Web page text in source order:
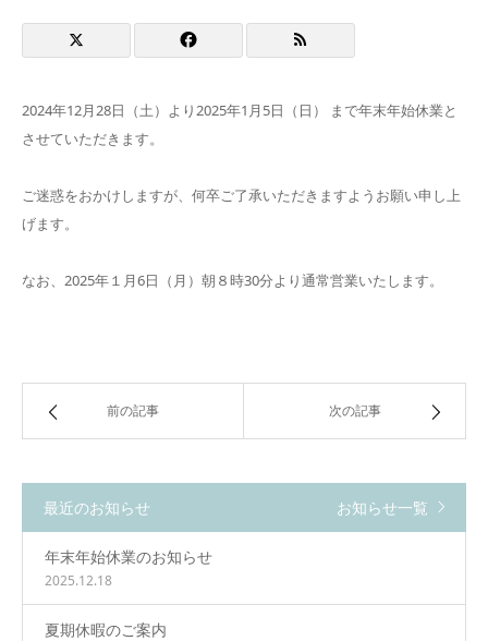
2024年12月28日（土）より2025年1月5日（日） まで年末年始休業と
させていただきます。
ご迷惑をおかけしますが、何卒ご了承いただきますようお願い申し上
げます。
なお、2025年１月6日（月）朝８時30分より通常営業いたします。
前の記事 次の記事
最近のお知らせ お知らせ一覧
年末年始休業のお知らせ
2025.12.18
夏期休暇のご案内